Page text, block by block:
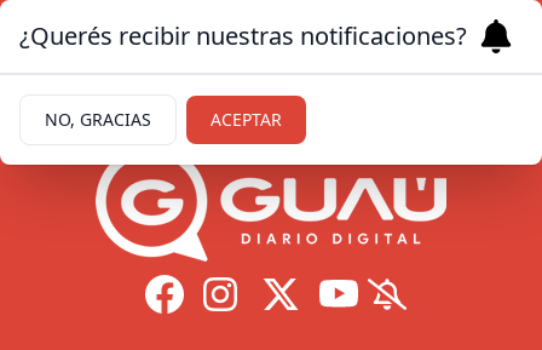
26.7ºc | Formosa
¿Querés recibir nuestras notificaciones?
NO, GRACIAS ACEPTAR